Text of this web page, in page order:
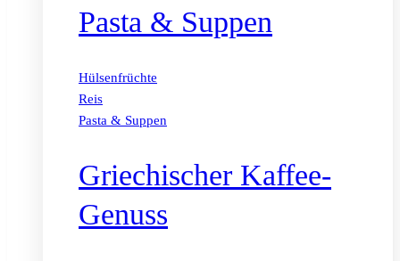
Pasta & Suppen
Hülsenfrüchte
Reis
Pasta & Suppen
Griechischer Kaffee-
Genuss